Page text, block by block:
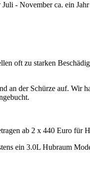
- November ca. ein Jahr
oft zu starken
der Schürze auf. Wir
ab 2 x 440 Euro für
ein 3.0L Hubraum